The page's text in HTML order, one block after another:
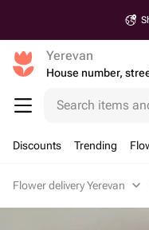
Yerevan
Search items
Discounts Trending
Flower delivery Yerevan